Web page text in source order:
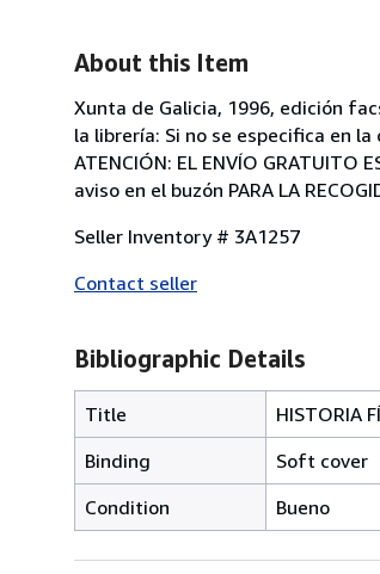
About this Item
Xunta de Galicia, 1996, edición
la librería: Si no se especifica en
ATENCIÓN: EL ENVÍO GRATUITO
aviso en el buzón PARA LA
Seller Inventory # 3A1257
Contact seller
Bibliographic Details
Title
HISTORIA
Binding
Soft cover
Condition
Bueno